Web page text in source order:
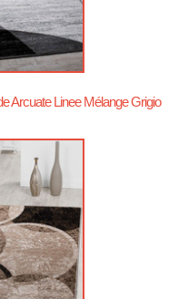
Arcuate Linee Mélange Grigio